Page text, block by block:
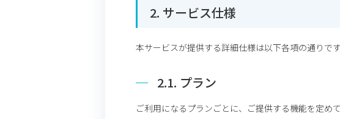
2. サービス仕様
本サービスが提供する詳細仕様は以下各項の通りです
2.1. プラン
ご利用になるプランごとに、ご提供する機能を定め